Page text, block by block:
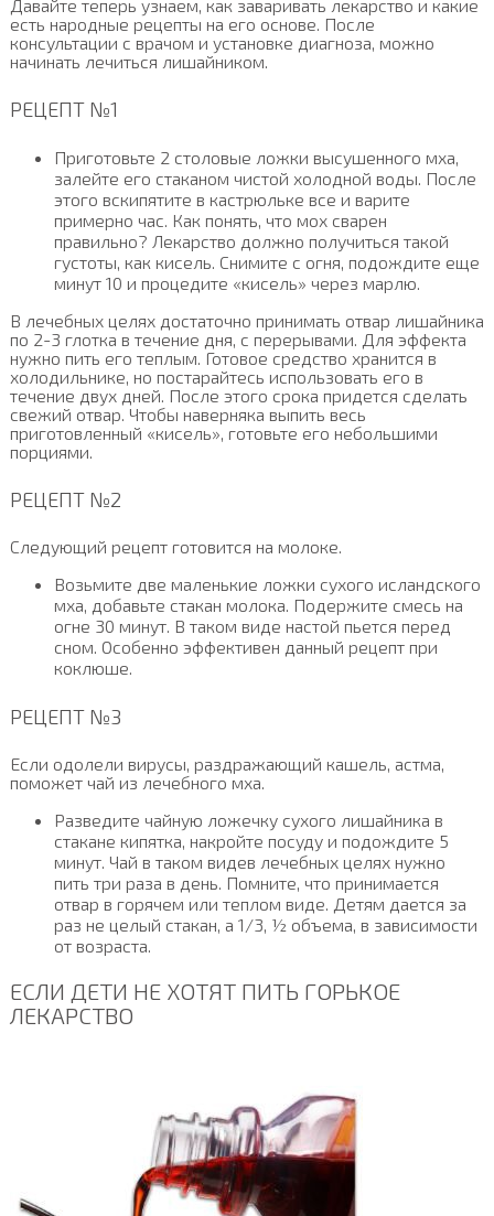
Давайте теперь узнаем, как заваривать лекарство и какие
есть народные рецепты на его основе. После
консультации с врачом и установке диагноза, можно
начинать лечиться лишайником.
РЕЦЕПТ №1
Приготовьте 2 столовые ложки высушенного мха,
залейте его стаканом чистой холодной воды. После
этого вскипятите в кастрюльке все и варите
примерно час. Как понять, что мох сварен
правильно? Лекарство должно получиться такой
густоты, как кисель. Снимите с огня, подождите еще
минут 10 и процедите «кисель» через марлю.
В лечебных целях достаточно принимать отвар лишайника
по 2-3 глотка в течение дня, с перерывами. Для эффекта
нужно пить его теплым. Готовое средство хранится в
холодильнике, но постарайтесь использовать его в
течение двух дней. После этого срока придется сделать
свежий отвар. Чтобы наверняка выпить весь
приготовленный «кисель», готовьте его небольшими
порциями.
РЕЦЕПТ №2
Следующий рецепт готовится на молоке.
Возьмите две маленькие ложки сухого исландского
мха, добавьте стакан молока. Подержите смесь на
огне 30 минут. В таком виде настой пьется перед
сном. Особенно эффективен данный рецепт при
коклюше.
РЕЦЕПТ №3
Если одолели вирусы, раздражающий кашель, астма,
поможет чай из лечебного мха.
Разведите чайную ложечку сухого лишайника в
стакане кипятка, накройте посуду и подождите 5
минут. Чай в таком видев лечебных целях нужно
пить три раза в день. Помните, что принимается
отвар в горячем или теплом виде. Детям дается за
раз не целый стакан, а 1/3, ½ объема, в зависимости
от возраста.
ЕСЛИ ДЕТИ НЕ ХОТЯТ ПИТЬ ГОРЬКОЕ
ЛЕКАРСТВО